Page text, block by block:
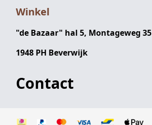
Winkel
"de Bazaar" hal 5, Montageweg 35
1948 PH Beverwijk
Contact